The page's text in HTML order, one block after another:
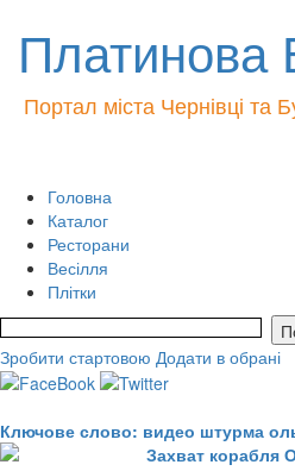
Платинова
Портал міста Чернівці та
Головна
Каталог
Ресторани
Весілля
Плітки
Зробити стартовою Додати в обрані
Ключове слово: видео штурма
Захват корабля